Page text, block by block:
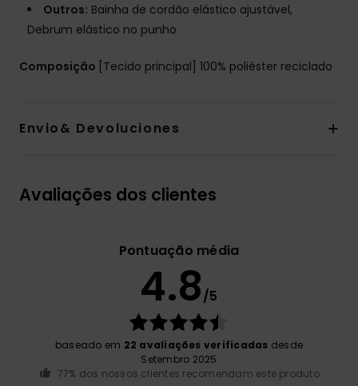
Outros: Bainha de cordão elástico ajustável,
Debrum elástico no punho
Composição [Tecido principal] 100% poliéster reciclado
Envio& Devoluciones
Avaliações dos clientes
Pontuação média
4.8/5
baseado em 22 avaliações verificadas desde
Setembro 2025
77% dos nossos clientes recomendam este produto